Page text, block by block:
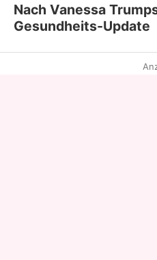
Nach Vanessa
Gesundheits-Update